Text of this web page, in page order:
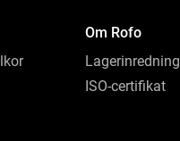
Om Rofo
Lagerinredning
ISO-certifikat